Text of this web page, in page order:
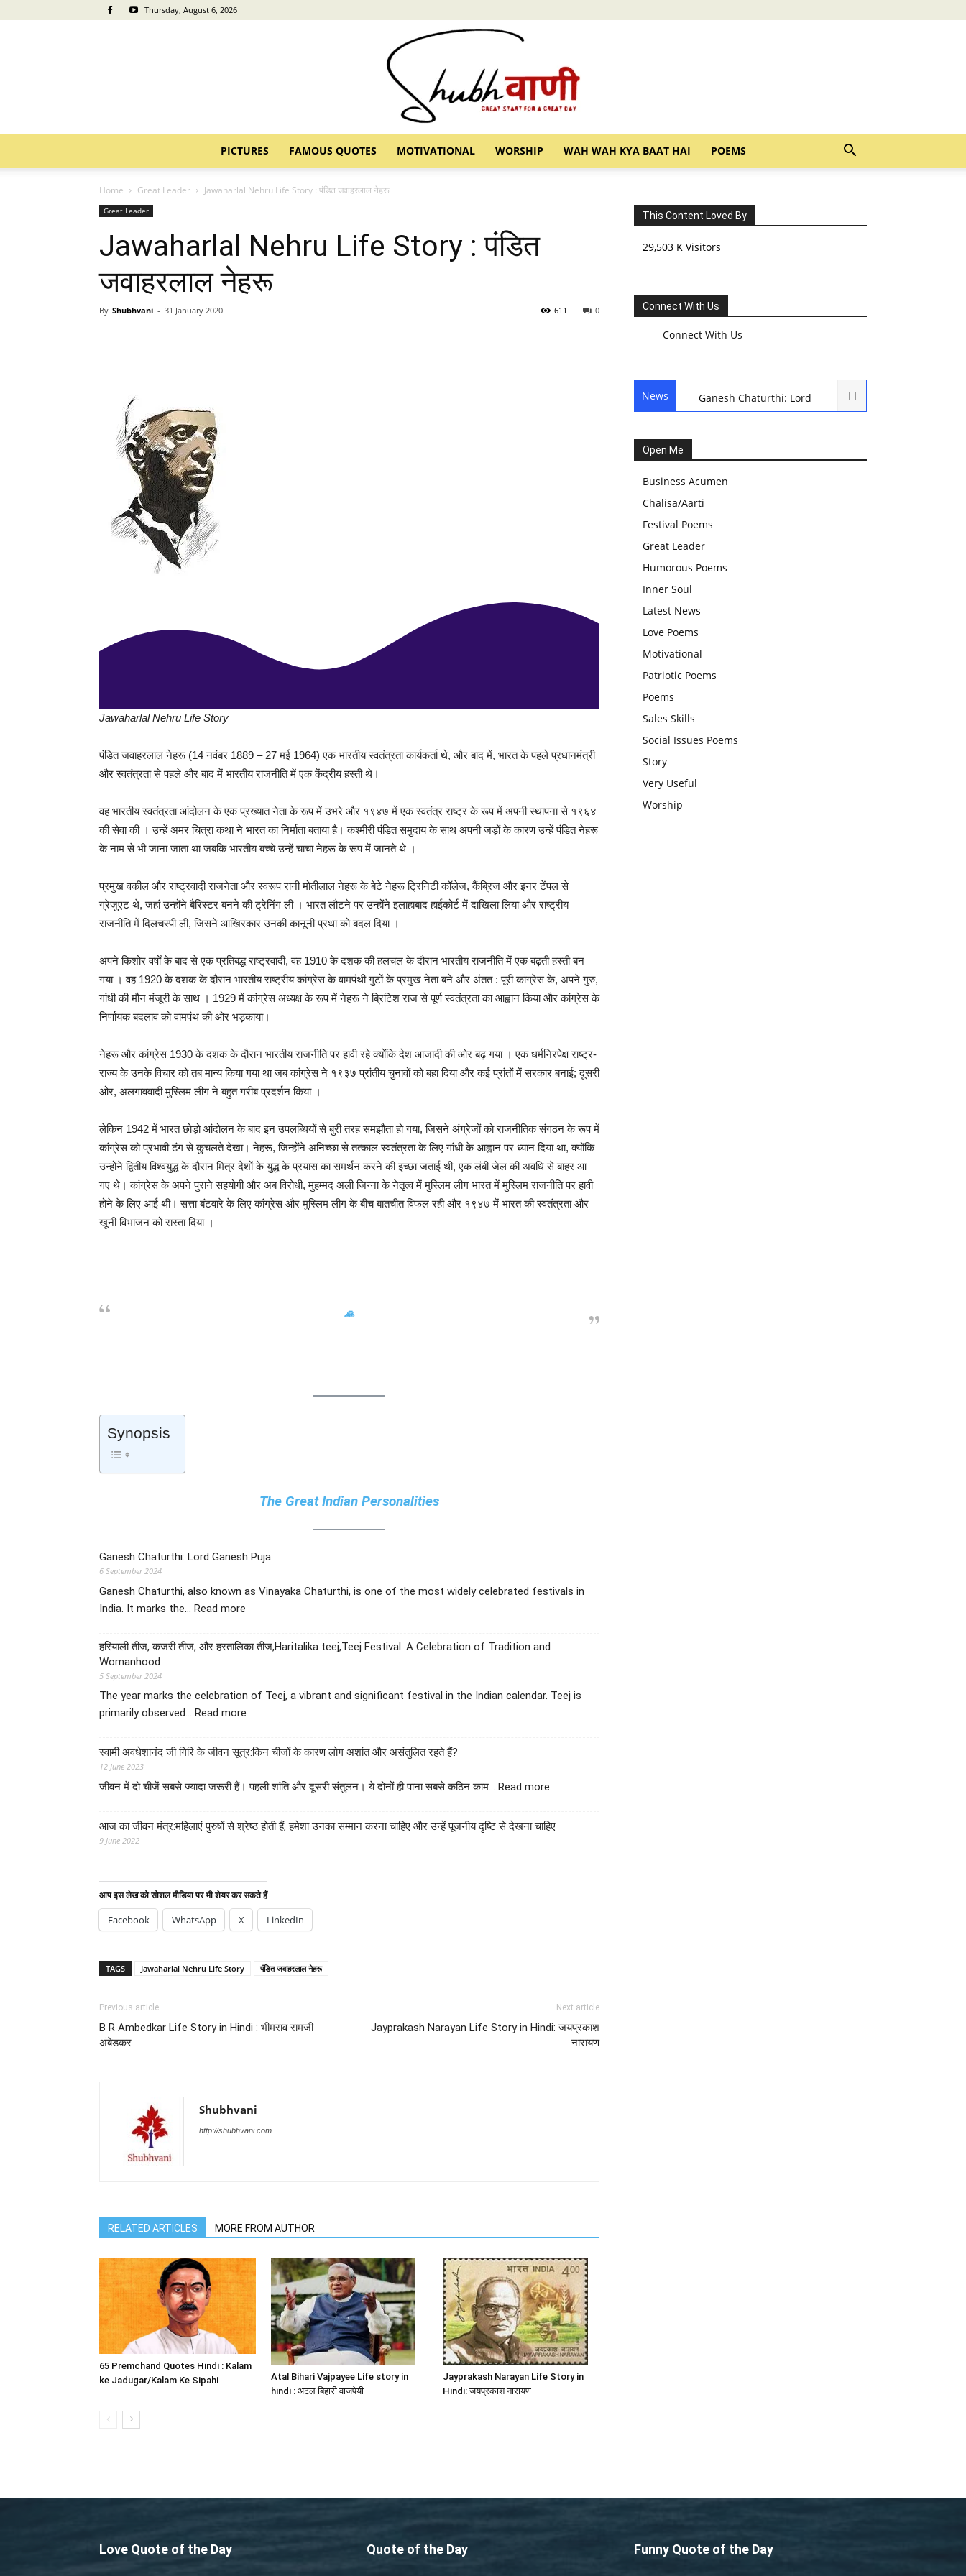
Thursday, August 6, 2026
PICTURES FAMOUS QUOTES MOTIVATIONAL WORSHIP WAH WAH KYA BAAT HAI POEMS
Home Great Leader Jawaharlal Nehru Life Story : पंडित जवाहरलाल नेहरू
Great Leader
Jawaharlal Nehru Life Story : पंडित
जवाहरलाल नेहरू
By Shubhvani - 31 January 2020 0
611
Jawaharlal Nehru Life Story
पंडित जवाहरलाल नेहरू (14 नवंबर 1889 – 27 मई 1964) एक भारतीय स्वतंत्रता कार्यकर्ता थे, और बाद में, भारत के पहले प्रधानमंत्री
और स्वतंत्रता से पहले और बाद में भारतीय राजनीति में एक केंद्रीय हस्ती थे।
वह भारतीय स्वतंत्रता आंदोलन के एक प्रख्यात नेता के रूप में उभरे और १९४७ में एक स्वतंत्र राष्ट्र के रूप में अपनी स्थापना से १९६४
की सेवा की । उन्हें अमर चित्रा कथा ने भारत का निर्माता बताया है। कश्मीरी पंडित समुदाय के साथ अपनी जड़ों के कारण उन्हें पंडित नेहरू
के नाम से भी जाना जाता था जबकि भारतीय बच्चे उन्हें चाचा नेहरू के रूप में जानते थे ।
प्रमुख वकील और राष्ट्रवादी राजनेता और स्वरूप रानी मोतीलाल नेहरू के बेटे नेहरू ट्रिनिटी कॉलेज, कैंब्रिज और इनर टेंपल से
ग्रेजुएट थे, जहां उन्होंने बैरिस्टर बनने की ट्रेनिंग ली । भारत लौटने पर उन्होंने इलाहाबाद हाईकोर्ट में दाखिला लिया और राष्ट्रीय
राजनीति में दिलचस्पी ली, जिसने आखिरकार उनकी कानूनी प्रथा को बदल दिया ।
अपने किशोर वर्षों के बाद से एक प्रतिबद्ध राष्ट्रवादी, वह 1910 के दशक की हलचल के दौरान भारतीय राजनीति में एक बढ़ती हस्ती बन
गया । वह 1920 के दशक के दौरान भारतीय राष्ट्रीय कांग्रेस के वामपंथी गुटों के प्रमुख नेता बने और अंतत : पूरी कांग्रेस के, अपने गुरु,
गांधी की मौन मंजूरी के साथ । 1929 में कांग्रेस अध्यक्ष के रूप में नेहरू ने ब्रिटिश राज से पूर्ण स्वतंत्रता का आह्वान किया और कांग्रेस के
निर्णायक बदलाव को वामपंथ की ओर भड़काया।
नेहरू और कांग्रेस 1930 के दशक के दौरान भारतीय राजनीति पर हावी रहे क्योंकि देश आजादी की ओर बढ़ गया । एक धर्मनिरपेक्ष राष्ट्र-
राज्य के उनके विचार को तब मान्य किया गया था जब कांग्रेस ने १९३७ प्रांतीय चुनावों को बहा दिया और कई प्रांतों में सरकार बनाई; दूसरी
ओर, अलगाववादी मुस्लिम लीग ने बहुत गरीब प्रदर्शन किया ।
लेकिन 1942 में भारत छोड़ो आंदोलन के बाद इन उपलब्धियों से बुरी तरह समझौता हो गया, जिसने अंग्रेजों को राजनीतिक संगठन के रूप में
कांग्रेस को प्रभावी ढंग से कुचलते देखा। नेहरू, जिन्होंने अनिच्छा से तत्काल स्वतंत्रता के लिए गांधी के आह्वान पर ध्यान दिया था, क्योंकि
उन्होंने द्वितीय विश्वयुद्ध के दौरान मित्र देशों के युद्ध के प्रयास का समर्थन करने की इच्छा जताई थी, एक लंबी जेल की अवधि से बाहर आ
गए थे। कांग्रेस के अपने पुराने सहयोगी और अब विरोधी, मुहम्मद अली जिन्ना के नेतृत्व में मुस्लिम लीग भारत में मुस्लिम राजनीति पर हावी
होने के लिए आई थी। सत्ता बंटवारे के लिए कांग्रेस और मुस्लिम लीग के बीच बातचीत विफल रही और १९४७ में भारत की स्वतंत्रता और
खूनी विभाजन को रास्ता दिया ।
🙏
Synopsis
The Great Indian Personalities
Ganesh Chaturthi: Lord Ganesh Puja
6 September 2024
Ganesh Chaturthi, also known as Vinayaka Chaturthi, is one of the most widely celebrated festivals in
India. It marks the… Read more
Lord
हरियाली तीज, कजरी तीज, और हरतालिका तीज,Haritalika teej,Teej Festival: A Celebration of Tradition and
Womanhood
5 September 2024
The year marks the celebration of Teej, a vibrant and significant festival in the Indian calendar. Teej is
primarily observed… Read more
कजरी
और
तीज,Haritalika
teej,Teej
Celebration
of
Tradition
स्वामी अवधेशानंद जी गिरि के जीवन सूत्र:किन चीजों के कारण लोग अशांत और असंतुलित रहते हैं?
12 June 2023
जीवन में दो चीजें सबसे ज्यादा जरूरी हैं। पहली शांति और दूसरी संतुलन। ये दोनों ही पाना सबसे कठिन काम… Read more
जी
रहते
हैं?
आज का जीवन मंत्र:महिलाएं पुरुषों से श्रेष्ठ होती हैं, हमेशा उनका सम्मान करना चाहिए और उन्हें पूजनीय दृष्टि से देखना चाहिए
9 June 2022
आप इस लेख को सोशल मीडिया पर भी शेयर कर सकते हैं
Facebook WhatsApp X LinkedIn
TAGS Jawaharlal Nehru Life Story पंडित जवाहरलाल नेहरू
Previous article
B R Ambedkar Life Story in Hindi : भीमराव रामजी
अंबेडकर
Next article
Jayprakash Narayan Life Story in Hindi: जयप्रकाश
नारायण
Shubhvani
http://shubhvani.com
RELATED ARTICLES MORE FROM AUTHOR
65 Premchand Quotes Hindi : Kalam
ke Jadugar/Kalam Ke Sipahi
Atal Bihari Vajpayee Life story in
hindi : अटल बिहारी वाजपेयी
Jayprakash Narayan Life Story in
Hindi: जयप्रकाश नारायण
This Content Loved By
29,503 K Visitors
Connect With Us
Connect With Us
News
Ganesh Chaturthi: Lord
हरतालिका तीज,Haritalika
teej,Teej Festival: A
Celebration of Tradition and
Womanhood
स्वामी अवधेशानंद जी गिरि के जीवन
सूत्र:किन चीजों के कारण लोग अशांत
आज का जीवन मंत्र:महिलाएं पुरुषों से
चाहिए और उन्हें पूजनीय दृष्टि से देखना
चाहिए
महिलाएं, करती हैं देवी सावित्री और
Open Me
Business Acumen
Chalisa/Aarti
Festival Poems
Great Leader
Humorous Poems
Inner Soul
Latest News
Love Poems
Motivational
Patriotic Poems
Poems
Sales Skills
Social Issues Poems
Story
Very Useful
Worship
Love Quote of the Day Quote of the Day Funny Quote of the Day